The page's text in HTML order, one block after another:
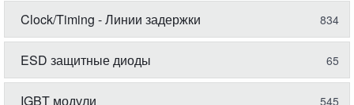
Clock/Timing - Линии задержки 834
ESD защитные диоды 65
IGBT модули 545